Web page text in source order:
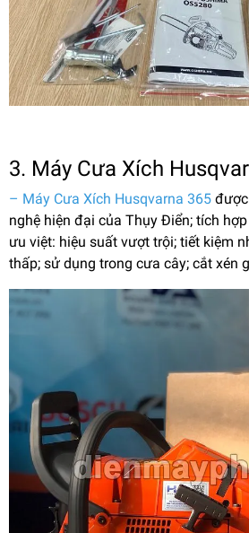
3. Máy Cưa Xích
– Máy Cưa Xích Husqvarna 365
nghệ hiện đại của Thụy Điển; tích
ưu việt: hiệu suất vượt trội; tiết kiệm
thấp; sử dụng trong cưa cây; cắt xén